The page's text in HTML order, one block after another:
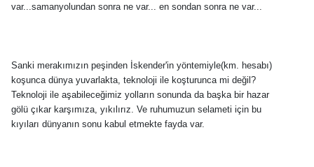
var...samanyolundan sonra ne var... en sondan sonra ne var...
Sanki merakımızın peşinden İskender'in yöntemiyle(km. hesabı)
koşunca dünya yuvarlakta, teknoloji ile koşturunca mi değil?
Teknoloji ile aşabileceğimiz yolların sonunda da başka bir hazar
gölü çıkar karşımıza, yıkılırız. Ve ruhumuzun selameti için bu
kıyıları dünyanın sonu kabul etmekte fayda var.